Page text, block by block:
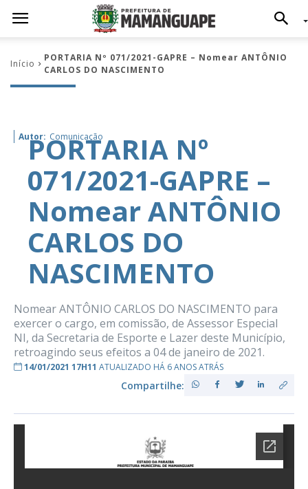
Início
PORTARIA Nº 071/2021-GAPRE – Nomear ANTÔNIO
CARLOS DO NASCIMENTO
Autor: Comunicação
PORTARIA Nº
071/2021-GAPRE –
Nomear ANTÔNIO
CARLOS DO
NASCIMENTO
Nomear ANTÔNIO CARLOS DO NASCIMENTO para
exercer o cargo, em comissão, de Assessor Especial
NI, da Secretaria de Esporte e Lazer deste Município,
retroagindo seus efeitos a 04 de janeiro de 2021.
14/01/2021 17H11 ATUALIZADO HÁ 6 ANOS ATRÁS
Compartilhe: